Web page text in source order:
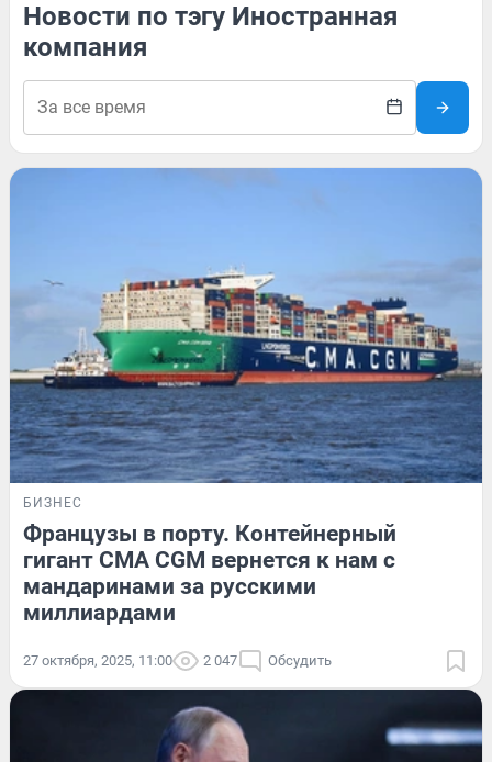
Новости по тэгу Иностранная
компания
БИЗНЕС
Французы в порту. Контейнерный
гигант CMA CGM вернется к нам с
мандаринами за русскими
миллиардами
27 октября, 2025, 11:00 2 047 Обсудить